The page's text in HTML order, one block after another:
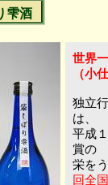
雫酒
世界
（小
独立
は、
平成
賞の
栄を
回全